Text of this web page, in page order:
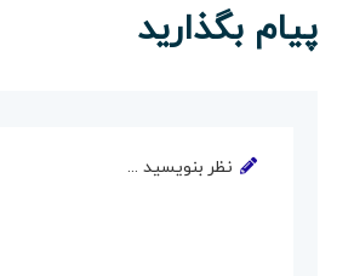
پیام بگذارید